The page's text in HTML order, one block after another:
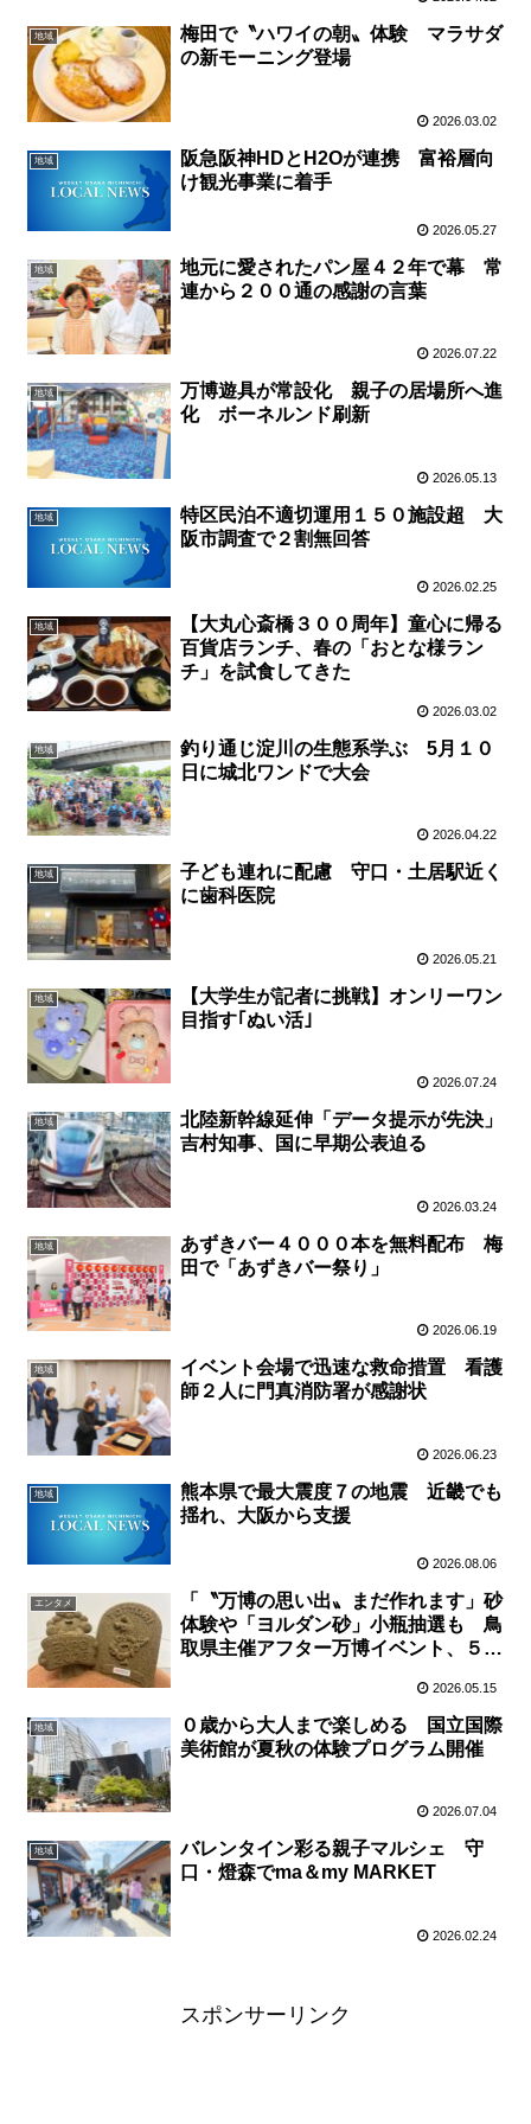
地域
梅田で〝ハワイの朝〟体験 マラサダ
の新モーニング登場
2026.03.02
地域
阪急阪神HDとH2Oが連携 富裕層向
け観光事業に着手
2026.05.27
地域
地元に愛されたパン屋４２年で幕 常
連から２００通の感謝の言葉
2026.07.22
地域
万博遊具が常設化 親子の居場所へ進
化 ボーネルンド刷新
2026.05.13
地域
特区民泊不適切運用１５０施設超 大
阪市調査で２割無回答
2026.02.25
地域
【大丸心斎橋３００周年】童心に帰る
百貨店ランチ、春の「おとな様ラン
チ」を試食してきた
2026.03.02
地域
釣り通じ淀川の生態系学ぶ 5月１０
日に城北ワンドで大会
2026.04.22
地域
子ども連れに配慮 守口・土居駅近く
に歯科医院
2026.05.21
地域
【大学生が記者に挑戦】オンリーワン
目指す｢ぬい活｣
2026.07.24
地域
北陸新幹線延伸「データ提示が先決」
吉村知事、国に早期公表迫る
2026.03.24
地域
あずきバー４０００本を無料配布 梅
田で「あずきバー祭り」
2026.06.19
地域
イベント会場で迅速な救命措置 看護
師２人に門真消防署が感謝状
2026.06.23
地域
熊本県で最大震度７の地震 近畿でも
揺れ、大阪から支援
2026.08.06
エンタメ
「〝万博の思い出〟まだ作れます」砂
体験や「ヨルダン砂」小瓶抽選も 鳥
取県主催アフター万博イベント、５月
2026.05.15
地域
０歳から大人まで楽しめる 国立国際
美術館が夏秋の体験プログラム開催
2026.07.04
地域
バレンタイン彩る親子マルシェ 守
口・燈森でma＆my MARKET
2026.02.24
スポンサーリンク